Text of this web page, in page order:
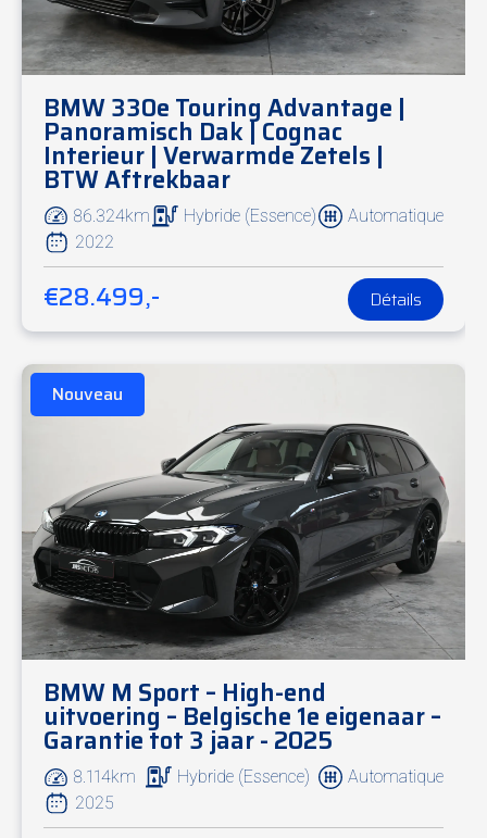
BMW 330e Touring Advantage |
Panoramisch Dak | Cognac
Interieur | Verwarmde Zetels |
BTW Aftrekbaar
86.324km Hybride (Essence)
Automatique
2022
€28.499,- Détails
Nouveau
BMW M Sport – High-end
uitvoering – Belgische 1e eigenaar –
Garantie tot 3 jaar - 2025
8.114km Hybride (Essence)
Automatique
2025